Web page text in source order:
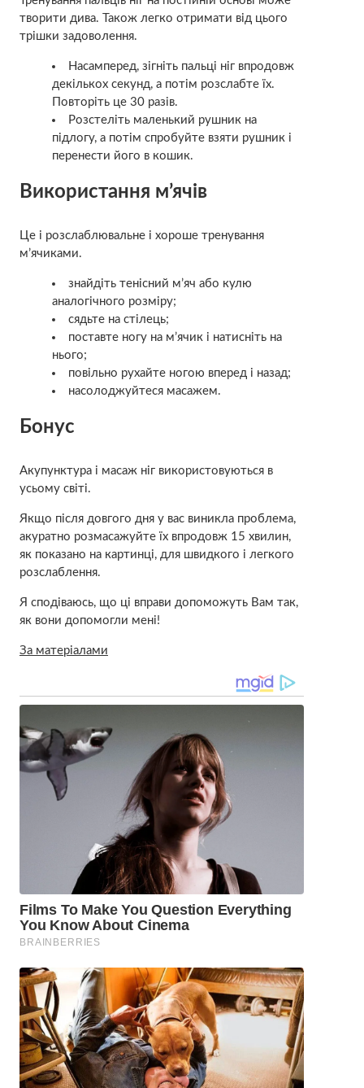
творити дива. Також легко отримати від цього
трішки задоволення.
Насамперед, зігніть пальці ніг впродовж
декількох секунд, а потім розслабте їх.
Повторіть це 30 разів.
Розстеліть маленький рушник на
підлогу, а потім спробуйте взяти рушник і
перенести його в кошик.
Використання м’ячів
Це і розслаблювальне і хороше тренування
м’ячиками.
знайдіть тенісний м’яч або кулю
аналогічного розміру;
сядьте на стілець;
поставте ногу на м’ячик і натисніть на
нього;
повільно рухайте ногою вперед і назад;
насолоджуйтеся масажем.
Бонус
Акупунктура і масаж ніг використовуються в
усьому світі.
Якщо після довгого дня у вас виникла проблема,
акуратно розмасажуйте їх впродовж 15 хвилин,
як показано на картинці, для швидкого і легкого
розслаблення.
Я сподіваюсь, що ці вправи допоможуть Вам так,
як вони допомогли мені!
За матеріалами